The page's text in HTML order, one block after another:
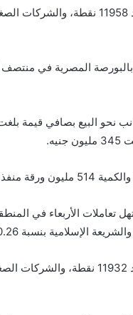
الأربعاء في